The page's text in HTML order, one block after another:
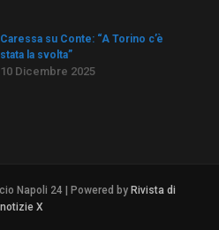
Caressa su Conte: “A Torino c’è
stata la svolta”
10 Dicembre 2025
Napoli 24 | Powered by Rivista di
notizie X